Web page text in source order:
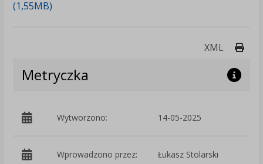
(1,55MB)
XML
Metryczka
Wytworzono: 14-05-2025
Wprowadzono przez: Łukasz Stolarski